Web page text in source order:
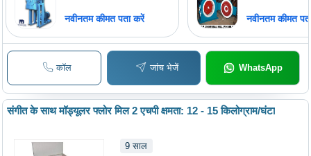
नवीनतम कीमत पता करें नवीनतम कीमत
कॉल जांच भेजें WhatsApp
संगीत के साथ मॉड्यूलर फ्लोर मिल 2 एचपी क्षमता: 12 - 15 किलोग्राम/घंटा
9 साल